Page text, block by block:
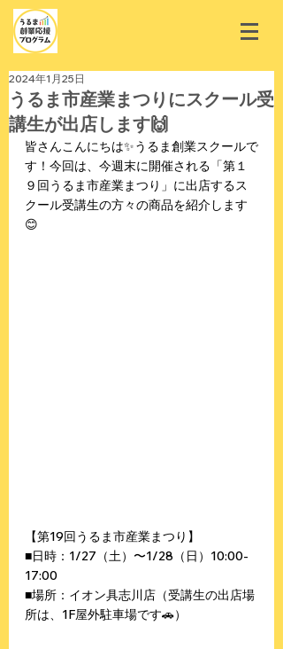
うるま市産業まつりにスクール受
講生が出店します🙌
2024年1月25日
皆さんこんにちは✨うるま創業スクールで
す！今回は、今週末に開催される「第１
９回うるま市産業まつり」に出店するス
クール受講生の方々の商品を紹介します
😊
【第19回うるま市産業まつり】
■日時：1/27（土）〜1/28（日）10:00-
17:00
■場所：イオン具志川店（受講生の出店場
所は、1F屋外駐車場です🚗）